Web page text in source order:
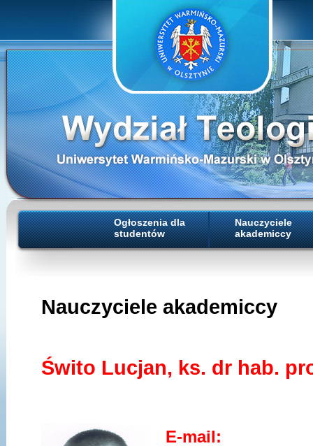
Ogłoszenia dla
studentów
Nauczyciele
akademiccy
Nauczyciele akademiccy
Świto Lucjan, ks. dr hab.
E-mail: